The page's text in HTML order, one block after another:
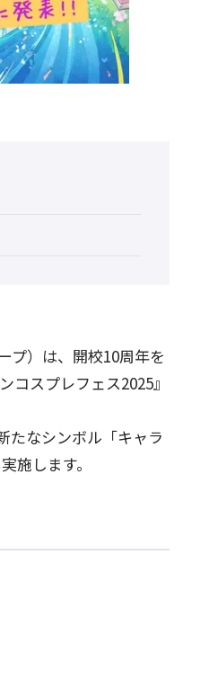
プ）は、開校10周年を
スプレフェス2025』
たなシンボル「キャラ
施します。